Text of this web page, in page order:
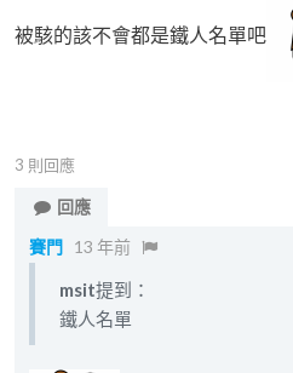
被駭的該不會都是鐵人名單吧
3 則回應
回應
賽門 13 年前
msit提到：
鐵人名單